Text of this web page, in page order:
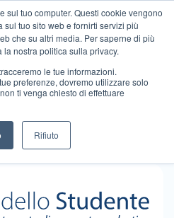
sul tuo computer. Questi cookie vengono
tuo sito web e fornirti servizi più
che su altri media. Per saperne di più
nostra politica sulla privacy.
le tue informazioni.
preferenze, dovremo utilizzare solo
ti venga chiesto di effettuare
Rifiuto